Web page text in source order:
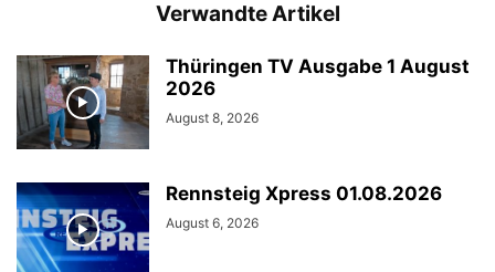
Verwandte Artikel
Thüringen TV Ausgabe 1 August
2026
August 8, 2026
Rennsteig Xpress 01.08.2026
August 6, 2026